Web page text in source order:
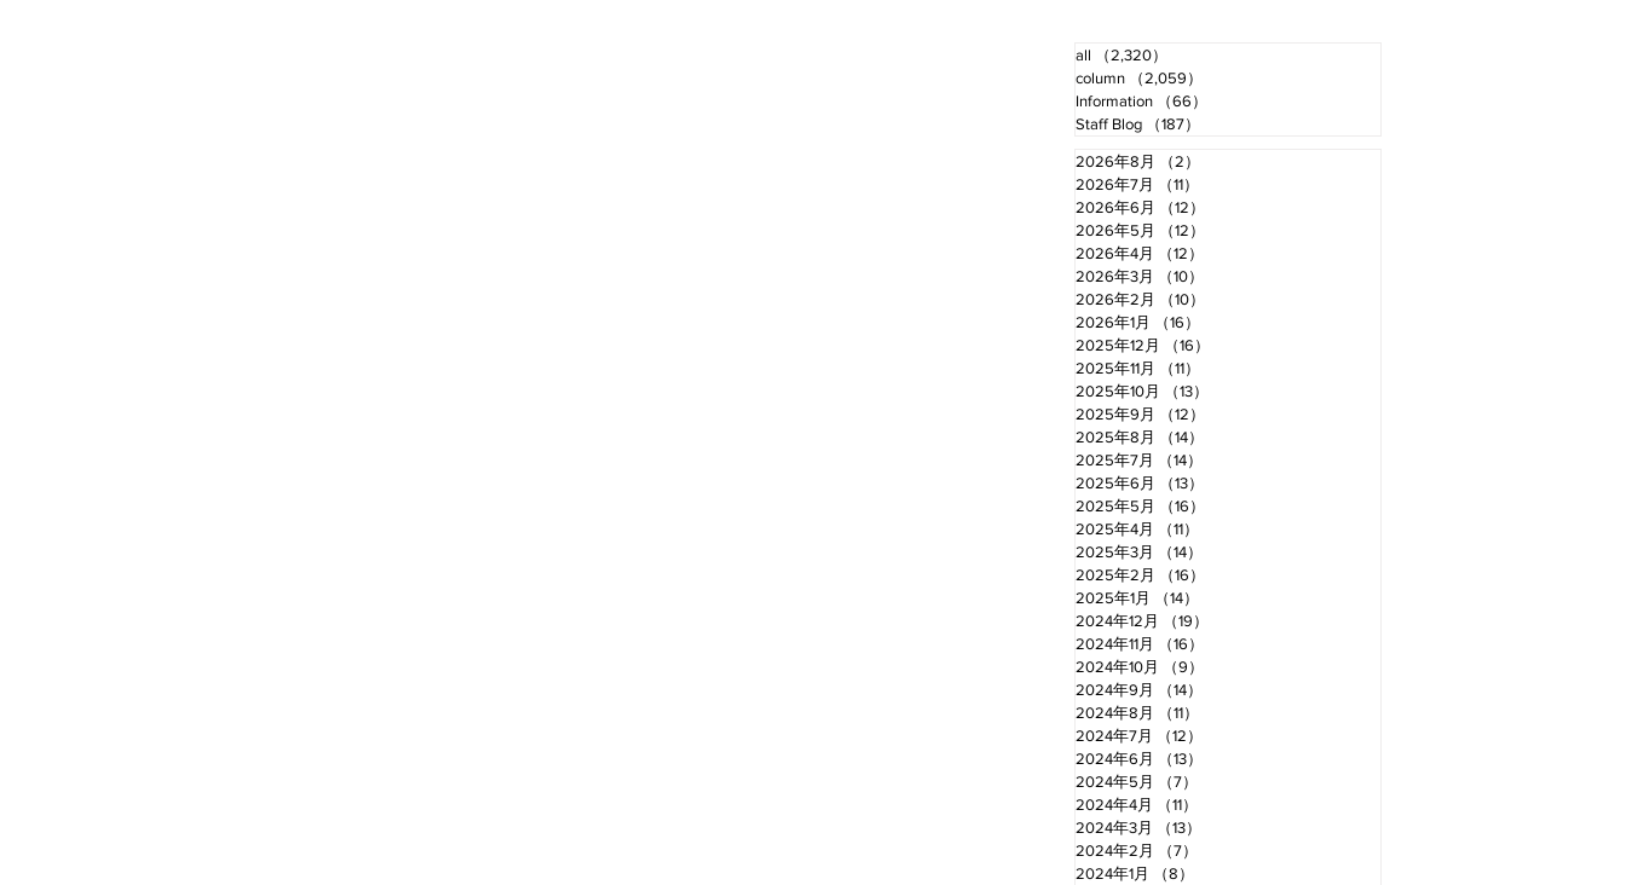
all （2,320）
column
（2,059）
Information
（66）
Staff Blog
（187）
2026年8月 （2）
2026年7月
（11）
2026年6月
（12）
2026年5月
（12）
2026年4月
（12）
2026年3月
（10）
2026年2月
（10）
2026年1月
（16）
2025年12月
（16）
2025年11月
（11）
2025年10月
（13）
2025年9月
（12）
2025年8月
（14）
2025年7月
（14）
2025年6月
（13）
2025年5月
（16）
2025年4月
（11）
2025年3月
（14）
2025年2月
（16）
2025年1月
（14）
2024年12月
（19）
2024年11月
（16）
2024年10月
（9）
2024年9月
（14）
2024年8月
（11）
2024年7月
（12）
2024年6月
（13）
2024年5月
（7）
2024年4月
（11）
2024年3月
（13）
2024年2月
（7）
2024年1月
（8）